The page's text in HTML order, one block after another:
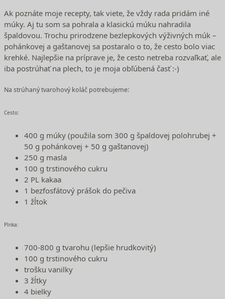
Ak poznáte moje recepty, tak viete, že vždy rada pridám iné
múky. Aj tu som sa pohrala a klasickú múku nahradila
špaldovou. Trochu prirodzene bezlepkových výživných múk –
pohánkovej a gaštanovej sa postaralo o to, že cesto bolo viac
krehké. Najlepšie na príprave je, že cesto netreba rozvaľkať, ale
iba postrúhať na plech, to je moja obľúbená časť :-)
Na strúhaný tvarohový koláč potrebujeme:
Cesto:
400 g múky (použila som 300 g špaldovej polohrubej +
50 g pohánkovej + 50 g gaštanovej)
250 g masla
100 g trstinového cukru
2 PL kakaa
1 bezfosfátový prášok do pečiva
1 žĺtok
Plnka:
700-800 g tvarohu (lepšie hrudkovitý)
100 g trstinového cukru
trošku vanilky
3 žĺtky
4 bielky